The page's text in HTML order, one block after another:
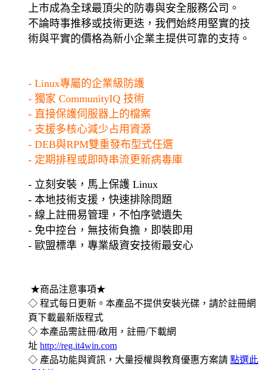
上市成為全球最頂尖的防毒與安全服務公司。
不論時事推移或技術更迭，我們始終用堅實的技
術與平實的價格為新小企業主提供可靠的支持。
- Linux專屬的企業級防護
- 獨家 CommunityIQ 技術
- 直接保護伺服器上的檔案
- 支援多核心減少占用資源
- DEB與RPM雙重發布型式任選
- 定期排程或即時串流更新病毒庫
- 立刻安裝，馬上保護 Linux
- 本地技術支援，快速排除問題
- 線上註冊易管理，不怕序號遺失
- 免中控台，無技術負擔，即裝即用
- 歐盟標準，專業級資安技術最安心
★商品注意事項★
◇ 程式每日更新。本產品不提供安裝光碟，請於註冊網
頁下載最新版程式
◇ 本產品需註冊/啟用， 註冊/下載網
址 http://reg.it4win.com
◇ 產品功能與資訊，大量授權與教育優惠方案請 點選此